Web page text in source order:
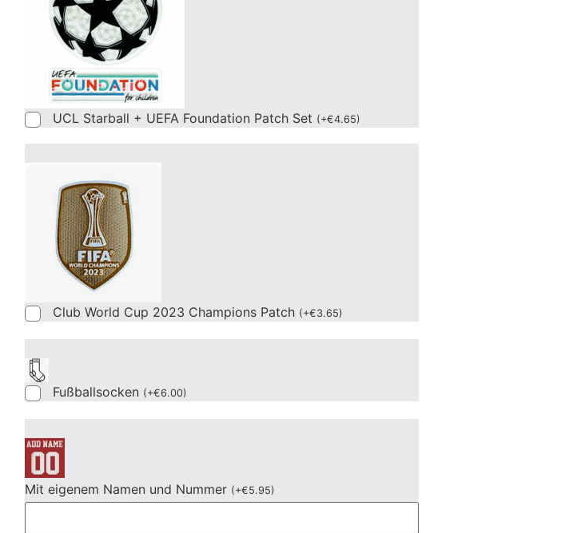
UCL Starball + UEFA Foundation Patch Set (+€4.65)
Club World Cup 2023 Champions Patch (+€3.65)
Fußballsocken (+€6.00)
Mit eigenem Namen und Nummer (+€5.95)